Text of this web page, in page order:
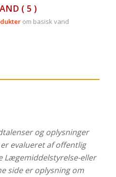
( 5 )
om basisk vand
og oplysninger
evalueret af offentlig
Lægemiddelstyrelse-eller
side er oplysning om